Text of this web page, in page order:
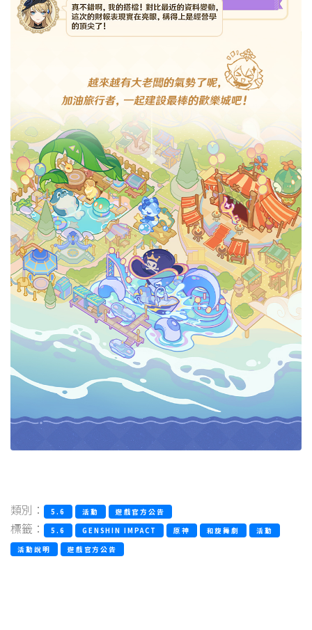
類別： 5.6 活動 遊戲官方公告
標籤： 5.6 GENSHIN IMPACT 原神 和旋舞劇
活動
活動說明
遊戲官方公告